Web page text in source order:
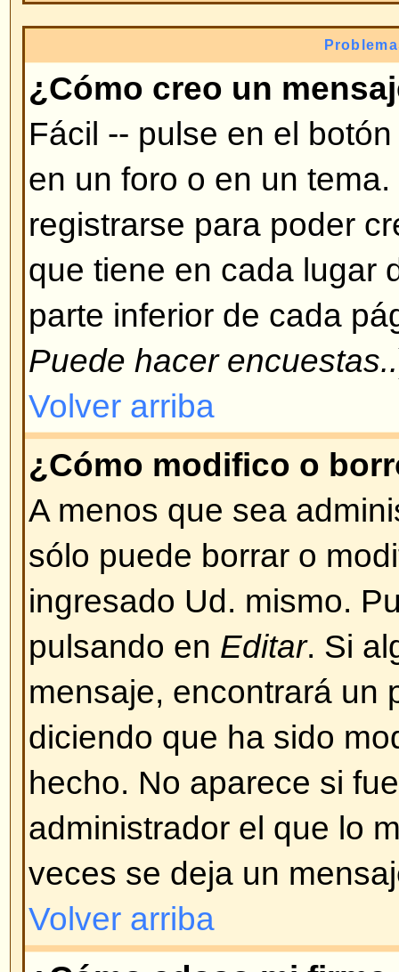
te puede dar un moderador o
Volver arriba
¿Por qué no puedo votar en
Sólo usuarios registrados
encuestas (para prevenir
ha registrado pero no puede
tenga autorización para votar
Volver arriba
Formatos y tipos de
¿Qué es BBCode?
BBCode es una
Depende del administrador si
los mensajes. También puede
casilla de verificación en el
mensaje. BBCode es muy
etiquetas (tags) se escriben
lugar de entre signos mayor y
un buen control sobre qué y
mensajes. Para más
guía a la que puede acceder
ingreso de mensajes.
Depende de si el administrador
qué etiquetas están permitidas.
seguridad para mantener la